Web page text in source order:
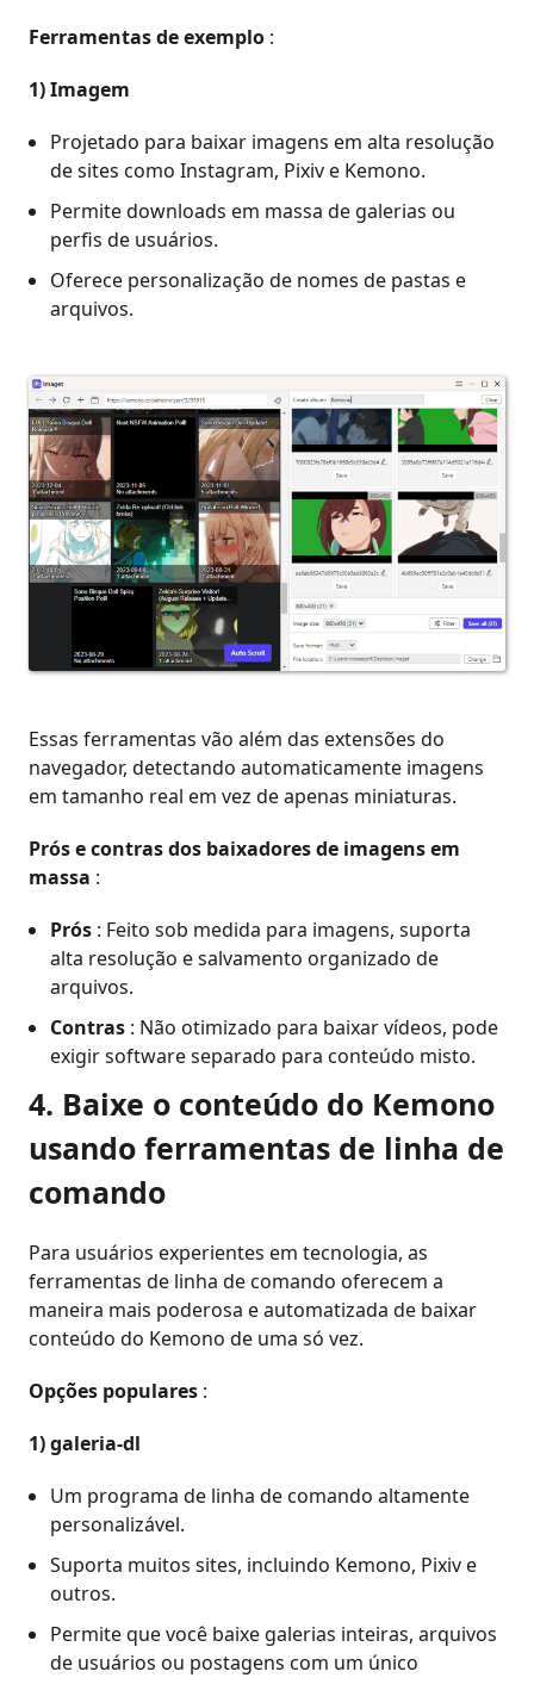
Ferramentas de exemplo :
1)Imagem
Projetado para baixar imagens em alta resolução
de sites como Instagram, Pixiv e Kemono.
Permite downloads em massa de galerias ou
perfis de usuários.
Oferece personalização de nomes de pastas e
arquivos.
Essas ferramentas vão além das extensões do
navegador, detectando automaticamente imagens
em tamanho real em vez de apenas miniaturas.
Prós e contras dos baixadores de imagens em
massa :
Prós : Feito sob medida para imagens, suporta
alta resolução e salvamento organizado de
arquivos.
Contras : Não otimizado para baixar vídeos, pode
exigir software separado para conteúdo misto.
4. Baixe o conteúdo do Kemono
usando ferramentas de linha de
comando
Para usuários experientes em tecnologia, as
ferramentas de linha de comando oferecem a
maneira mais poderosa e automatizada de baixar
conteúdo do Kemono de uma só vez.
Opções populares :
1)galeria-dl
Um programa de linha de comando altamente
personalizável.
Suporta muitos sites, incluindo Kemono, Pixiv e
outros.
Permite que você baixe galerias inteiras, arquivos
de usuários ou postagens com um único